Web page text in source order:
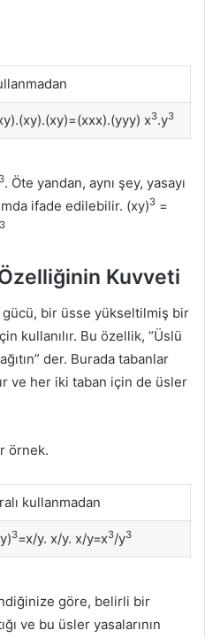
x3.y3
3. Öte yandan, aynı şey, yasayı
ifade edilebilir. (xy)3 =
3
Kuvveti
bir üsse yükseltilmiş bir
kullanılır. Bu özellik, “Üslü
der. Burada tabanlar
ve her iki taban için de üsler
örnek.
kullanmadan
3=x/y. x/y. x/y=x3/y3
göre, belirli bir
ve bu üsler yasalarının